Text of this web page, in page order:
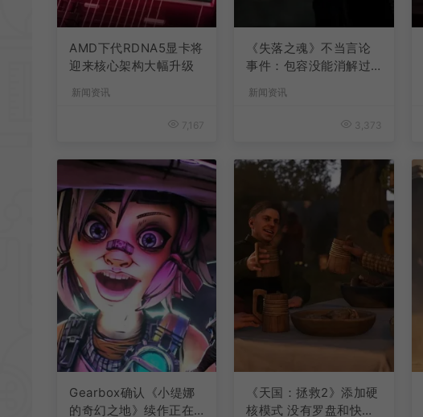
AMD下代RDNA5显卡将
迎来核心架构大幅升级
新闻资讯
7,167
《失落之魂》不当言论
事件：包容没能消解过
新闻资讯
3,373
Gearbox确认《小缇娜
的奇幻之地》续作正在
《天国：拯救2》添加硬
核模式 没有罗盘和快速